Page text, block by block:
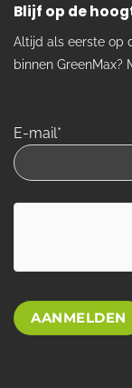
Blijf op de
Altijd als eerste op
binnen GreenMax?
E-mail*